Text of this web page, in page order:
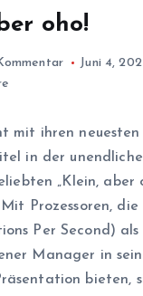
oho!
Juni 4,
mit ihren neuesten
in der
„Klein, aber
Prozessoren, die
Per Second) als
Manager in
bieten,